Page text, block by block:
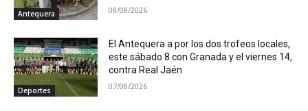
Antequera 08/08/2026
Deportes
El Antequera a por los dos trofeos locales,
este sábado 8 con Granada y el viernes 14,
contra Real Jaén
07/08/2026